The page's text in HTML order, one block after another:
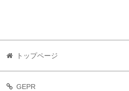
トップページ
GEPR